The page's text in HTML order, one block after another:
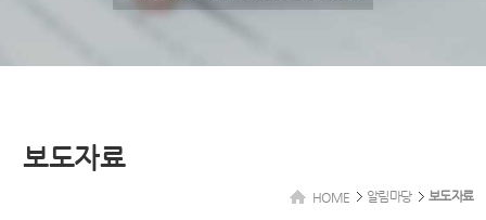
보도자료
HOME 알림마당 보도자료